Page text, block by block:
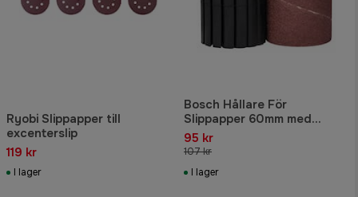
Ryobi Slippapper till
excenterslip
119 kr
I lager
Bosch Hållare För
Slippapper 60mm med
sliprullar
95 kr
107 kr
I lager